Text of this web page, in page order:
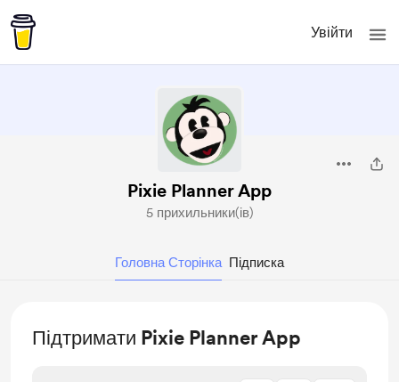
Увійти
Pixie Planner App
5 прихильники(ів)
Головна Сторінка Підписка
Підтримати Pixie Planner App